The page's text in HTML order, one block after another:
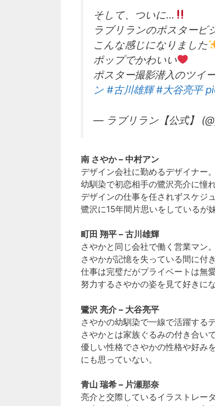
そして、ついに…
ラブリランのポスタービ
こんな感じになりました
ポップでかわいい
ポスター撮影潜入のツイ
ン #古川雄輝 #大谷亮平
— ラブリラン【公式】
南 さやか – 中村アン
デザイン会社に勤めるデザイナー。
幼馴染で初恋相手の鷺沢亮介に憧
デザインの仕事を任されずスケジ
鷺沢に15年間片思いをしているが
町田 翔平 – 古川雄輝
さやかと同じ会社で働く営業マン。
さやかが記憶を失っている間に付
仕事は完璧だがプライベートは無
努力するさやかの姿を見て好きに
鷺沢 亮介 – 大谷亮平
さやかの幼馴染で一線で活躍する
さやかとは家族ぐるみの付き合い
優しい性格でさやかの性格や好み
にも思っていない。
青山 瑞希 – 片瀬那奈
亮介と交際しているイラストレータ